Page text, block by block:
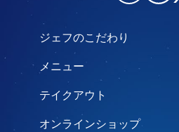
ジェフのこだわり
メニュー
テイクアウト
オンラインショップ